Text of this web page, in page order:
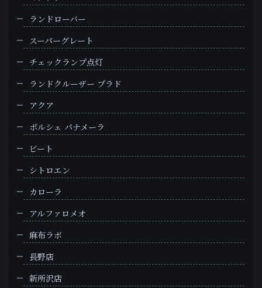
ランドローバー
スーパーグレート
チェックランプ点灯
ランドクルーザー プラド
アクア
ポルシェ パナメーラ
ビート
シトロエン
カローラ
アルファロメオ
麻布ラボ
長野店
新所沢店